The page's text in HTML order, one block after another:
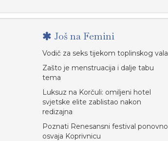
Još na Femini
Vodič za seks tijekom toplinskog vala
Zašto je menstruacija i dalje tabu
tema
Luksuz na Korčuli: omiljeni hotel
svjetske elite zablistao nakon
redizajna
Poznati Renesansni festival ponovno
osvaja Koprivnicu